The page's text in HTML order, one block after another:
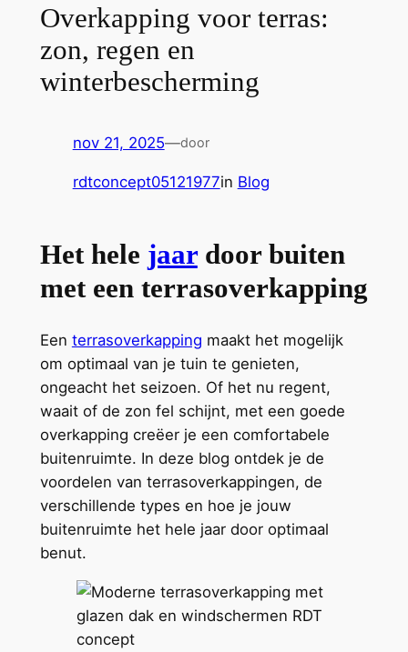
Overkapping voor terras:
zon, regen en
winterbescherming
nov 21, 2025—door
rdtconcept05121977in Blog
Het hele jaardoor buiten
met een terrasoverkapping
Een terrasoverkapping maakt het mogelijk
om optimaal van je tuin te genieten,
ongeacht het seizoen. Of het nu regent,
waait of de zon fel schijnt, met een goede
overkapping creëer je een comfortabele
buitenruimte. In deze blog ontdek je de
voordelen van terrasoverkappingen, de
verschillende types en hoe je jouw
buitenruimte het hele jaar door optimaal
benut.